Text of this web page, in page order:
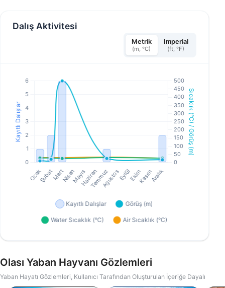
Dalış Aktivitesi
Metrik
(m, °C)
Imperial
(ft, °F)
Olası Yaban Hayvanı Gözlemleri
Yaban Hayatı Gözlemleri, Kullanıcı Tarafından Oluşturulan İçeriğe Dayalı